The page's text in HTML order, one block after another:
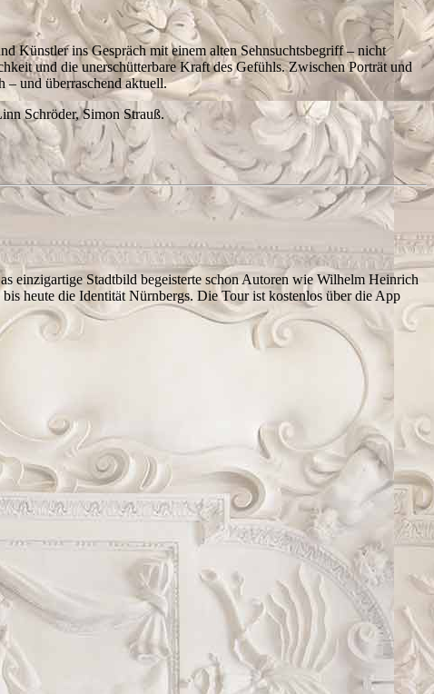
Künstler ins Gespräch mit einem alten Sehnsuchtsbegriff – nicht
und die unerschütterbare Kraft des Gefühls. Zwischen Porträt und
– und überraschend aktuell.
Schröder, Simon Strauß.
einzigartige Stadtbild begeisterte schon Autoren wie Wilhelm Heinrich
heute die Identität Nürnbergs. Die Tour ist kostenlos über die App